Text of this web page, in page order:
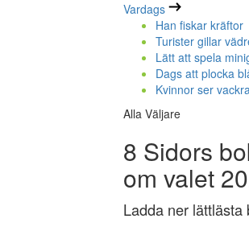
Vardags
Han fiskar kräftor
Turister gillar
Lätt att spela
Dags att plocka
Kvinnor ser
Alla Väljare
8 Sidors
om valet
Ladda ner lättlästa